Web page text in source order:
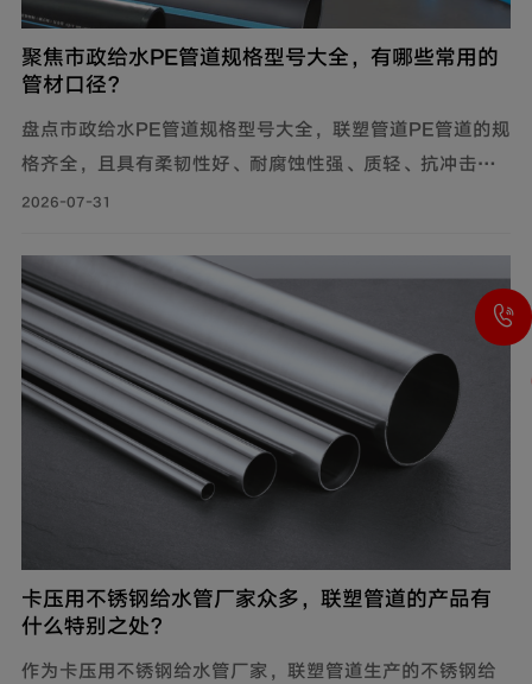
聚焦市政给水PE管道规格型号大全，有哪些常用的
管材口径？
盘点市政给水PE管道规格型号大全，联塑管道PE管道的规
格齐全，且具有柔韧性好、耐腐蚀性强、质轻、抗冲击性
能优良等特点，广泛应用于市政供水系统、建筑给水系统
（dn20-dn110）用于支管及小区给水，大口径（dn125-
dn1600）用于市政主干管。
2026-07-31
卡压用不锈钢给水管厂家众多，联塑管道的产品有
什么特别之处？
作为卡压用不锈钢给水管厂家，联塑管道生产的不锈钢给